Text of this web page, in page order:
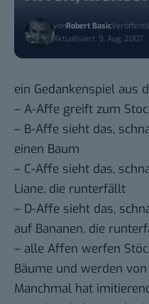
vonRobert Basic
Aktualisiert: 9. Aug. 2007
ein Gedankenspiel aus
– A-Affe greift zum
– B-Affe sieht das,
einen Baum
– C-Affe sieht das,
Liane, die runterfällt
– D-Affe sieht das,
auf Bananen, die
– alle Affen werfen
Bäume und werden
Manchmal hat